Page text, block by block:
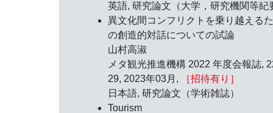
英語, 研究論文（大学，研究機関等紀
異文化間コンフリクトを乗り越える
の創造的対話についての試論
山村高淑
メタ観光推進機構 2022 年度会報誌,
29, 2023年03月,
［招待有り］
日本語, 研究論文（学術雑誌）
Tourism